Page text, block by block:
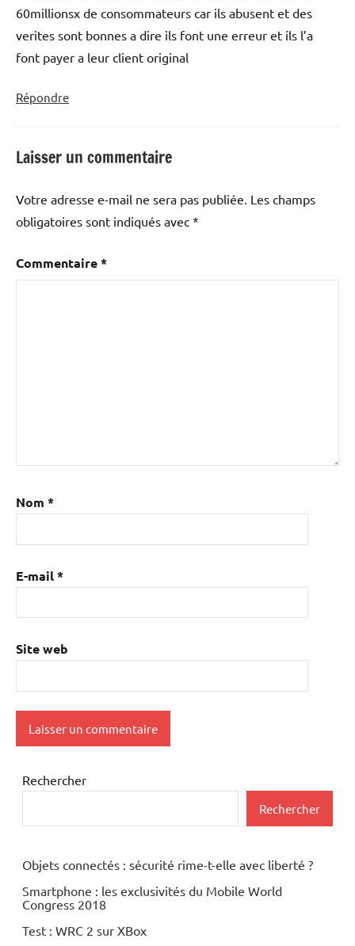
60millionsx de consommateurs car ils abusent et des
verites sont bonnes a dire ils font une erreur et ils l’a
font payer a leur client original
Répondre
Laisser un commentaire
Votre adresse e-mail ne sera pas publiée. Les champs
obligatoires sont indiqués avec *
Commentaire*
Nom *
E-mail*
Site web
Rechercher
Rechercher
Objets connectés : sécurité rime-t-elle avec liberté ?
Smartphone : les exclusivités du Mobile World
Congress 2018
Test : WRC 2 sur XBox